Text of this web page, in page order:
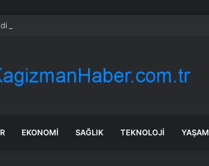
ama oyuncuların büyük bölümü oyunu açmadı
EKONOMI SAĞLIK TEKNOLOJI YAŞAM